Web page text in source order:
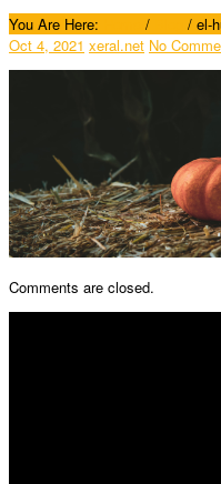
You Are Here: / / el-
Oct 4, 2021 xeral.net No
Comments are closed.